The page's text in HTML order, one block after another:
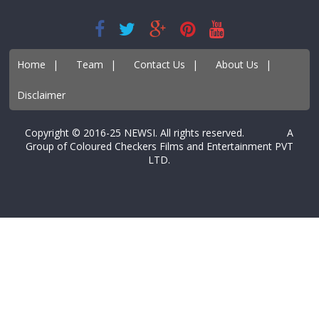
Home | Team | Contact Us | About Us |
Disclaimer
Copyright © 2016-25 NEWSI. All rights reserved. A
Group of Coloured Checkers Films and Entertainment PVT
LTD.